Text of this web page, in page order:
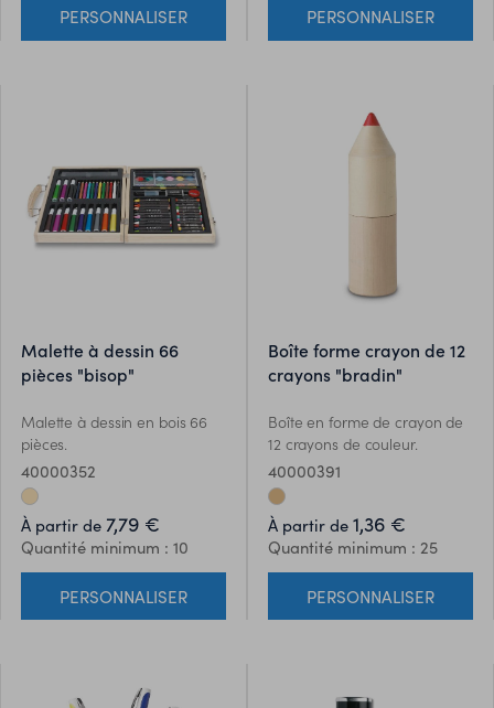
PERSONNALISER PERSONNALISER
malette à dessin 66
pièces "bisop"
Malette à dessin en bois 66
pièces.
40000352
À partir de 7,79 €
Quantité minimum : 10
PERSONNALISER
boîte forme crayon de 12
crayons "bradin"
Boîte en forme de crayon de
12 crayons de couleur.
40000391
À partir de 1,36 €
Quantité minimum : 25
PERSONNALISER